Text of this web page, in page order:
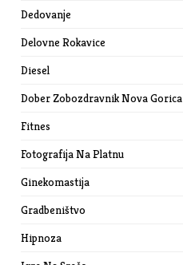
Dedovanje
Delovne Rokavice
Diesel
Dober Zobozdravnik Nova Gorica
Fitnes
Fotografija Na Platnu
Ginekomastija
Gradbeništvo
Hipnoza